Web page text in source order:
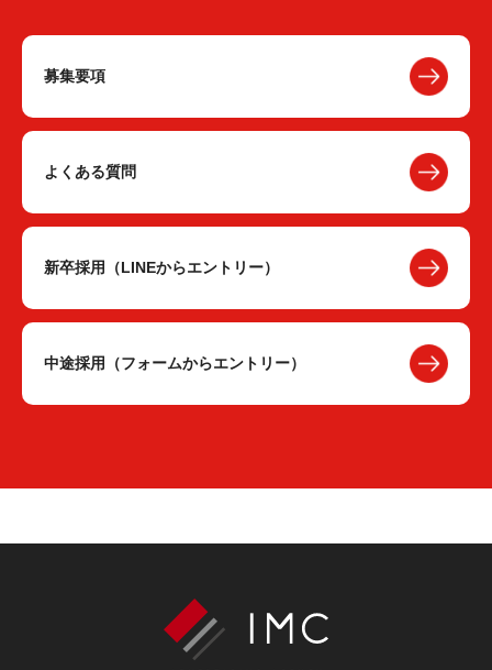
募集要項
よくある質問
新卒採用（LINEからエントリー）
中途採用（フォームからエントリー）